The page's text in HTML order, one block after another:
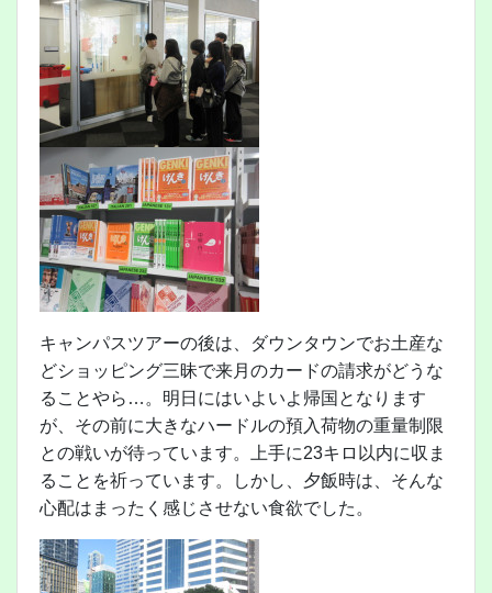
キャンパスツアーの後は、ダウンタウンでお土産な
どショッピング三昧で来月のカードの請求がどうな
ることやら…。明日にはいよいよ帰国となります
が、その前に大きなハードルの預入荷物の重量制限
との戦いが待っています。上手に23キロ以内に収ま
ることを祈っています。しかし、夕飯時は、そんな
心配はまったく感じさせない食欲でした。